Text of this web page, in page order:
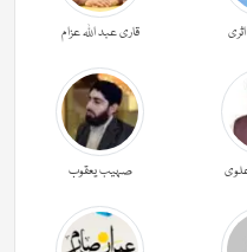
قاری عبد اللہ عزام
صہیب یعقوب